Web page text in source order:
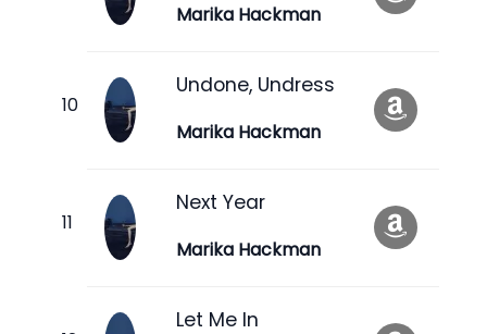
Marika Hackman
Undone, Undress
Marika Hackman
Next Year
Marika Hackman
Let Me In